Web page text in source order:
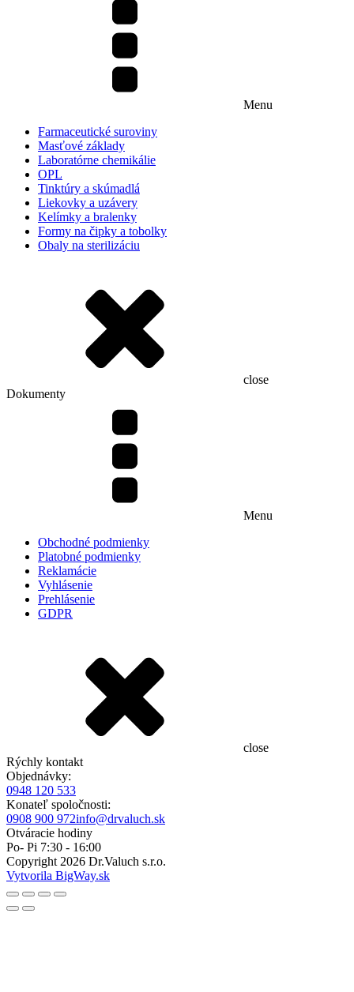
Menu
Farmaceutické suroviny
Masťové základy
Laboratórne chemikálie
OPL
Tinktúry a skúmadlá
Liekovky a uzávery
Kelímky a bralenky
Formy na čipky a tobolky
Obaly na sterilizáciu
close
Dokumenty
Menu
Obchodné podmienky
Platobné podmienky
Reklamácie
Vyhlásenie
Prehlásenie
GDPR
close
Rýchly kontakt
Objednávky:
0948 120 533
Konateľ spoločnosti:
0908 900 972info@drvaluch.sk
Otváracie hodiny
Po- Pi 7:30 - 16:00
Copyright 2026 Dr.Valuch s.r.o.
Vytvorila BigWay.sk